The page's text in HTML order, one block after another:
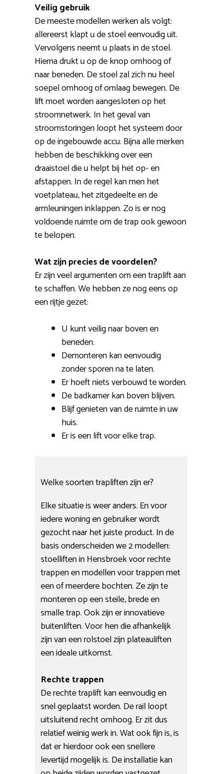
Veilig gebruik
De meeste modellen werken als volgt:
allereerst klapt u de stoel eenvoudig uit.
Vervolgens neemt u plaats in de stoel.
Hierna drukt u op de knop omhoog of
naar beneden. De stoel zal zich nu heel
soepel omhoog of omlaag bewegen. De
lift moet worden aangesloten op het
stroomnetwerk. In het geval van
stroomstoringen loopt het systeem door
op de ingebouwde accu. Bijna alle merken
hebben de beschikking over een
draaistoel die u helpt bij het op- en
afstappen. In de regel kan men het
voetplateau, het zitgedeelte en de
armleuningen inklappen. Zo is er nog
voldoende ruimte om de trap ook gewoon
te belopen.
Wat zijn precies de voordelen?
Er zijn veel argumenten om een traplift aan
te schaffen. We hebben ze nog eens op
een rijtje gezet:
U kunt veilig naar boven en
beneden.
Demonteren kan eenvoudig
zonder sporen na te laten.
Er hoeft niets verbouwd te worden.
De badkamer kan boven blijven.
Blijf genieten van de ruimte in uw
huis.
Er is een lift voor elke trap.
Welke soorten trapliften zijn er?
Elke situatie is weer anders. En voor
iedere woning en gebruiker wordt
gezocht naar het juiste product. In de
basis onderscheiden we 2 modellen:
stoelliften in Hensbroek voor rechte
trappen en modellen voor trappen met
een of meerdere bochten. Ze zijn te
monteren op een steile, brede en
smalle trap. Ook zijn er innovatieve
buitenliften. Voor hen die afhankelijk
zijn van een rolstoel zijn plateauliften
een ideale uitkomst.
Rechte trappen
De rechte traplift kan eenvoudig en
snel geplaatst worden. De rail loopt
uitsluitend recht omhoog. Er zit dus
relatief weinig werk in. Wat ook fijn is, is
dat er hierdoor ook een snellere
levertijd mogelijk is. De installatie kan